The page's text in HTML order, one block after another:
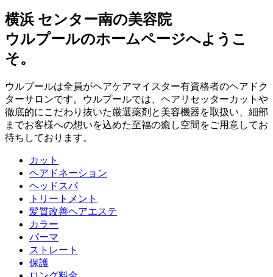
横浜 センター南の美容院
ウルプールのホームページへようこ
そ。
ウルプールは全員がヘアケアマイスター有資格者のヘアドク
ターサロンです。ウルプールでは、ヘアリセッターカットや
徹底的にこだわり抜いた厳選薬剤と美容機器を取扱い、細部
までお客様への想いを込めた至福の癒し空間をご用意してお
待ちしております。
カット
ヘアドネーション
ヘッドスパ
トリートメント
髪質改善ヘアエステ
カラー
パーマ
ストレート
保護